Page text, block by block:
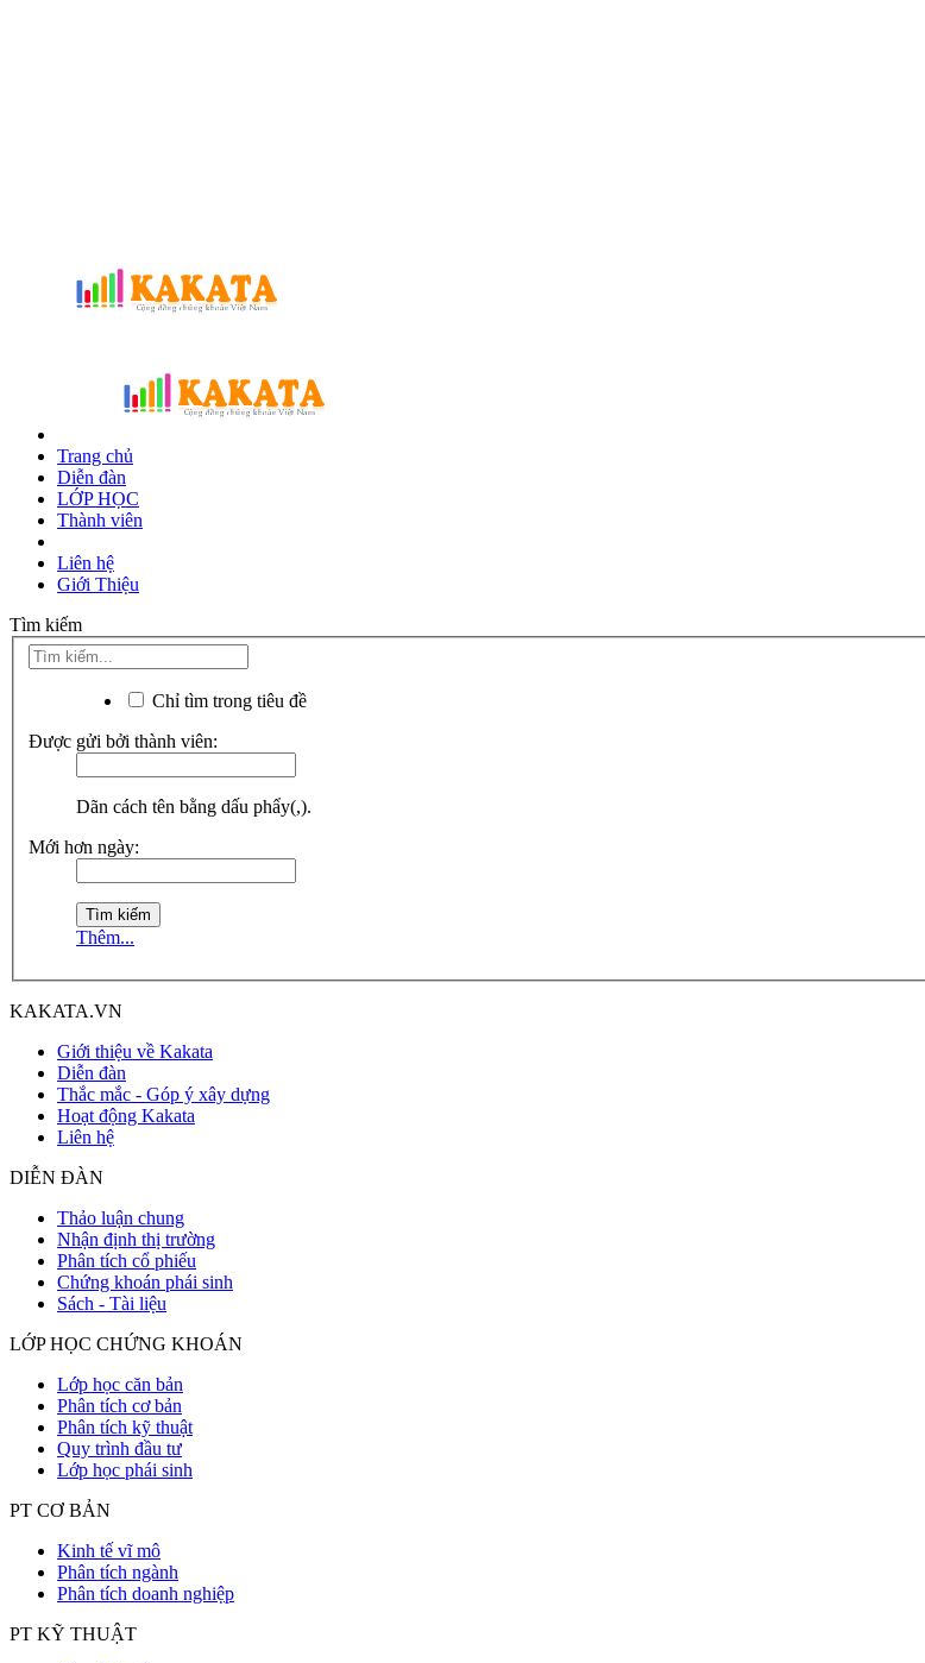
Trang chủ
Diễn đàn
LỚP HỌC
Thành viên
Liên hệ
Giới Thiệu
Tìm kiếm
Chỉ tìm trong tiêu đề
Được gửi bởi thành viên:
Dãn cách tên bằng dấu phẩy(,).
Mới hơn ngày:
Thêm...
KAKATA.VN
Giới thiệu về Kakata
Diễn đàn
Thắc mắc - Góp ý xây dựng
Hoạt động Kakata
Liên hệ
DIỄN ĐÀN
Thảo luận chung
Nhận định thị trường
Phân tích cổ phiếu
Chứng khoán phái sinh
Sách - Tài liệu
LỚP HỌC CHỨNG KHOÁN
Lớp học căn bản
Phân tích cơ bản
Phân tích kỹ thuật
Quy trình đầu tư
Lớp học phái sinh
PT CƠ BẢN
Kinh tế vĩ mô
Phân tích ngành
Phân tích doanh nghiệp
PT KỸ THUẬT